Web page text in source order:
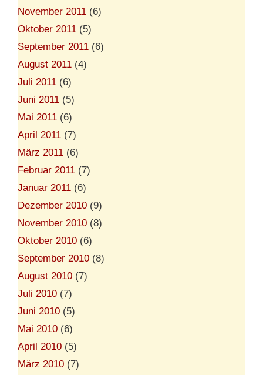
November 2011 (6)
Oktober 2011 (5)
September 2011 (6)
August 2011 (4)
Juli 2011 (6)
Juni 2011 (5)
Mai 2011 (6)
April 2011 (7)
März 2011 (6)
Februar 2011 (7)
Januar 2011 (6)
Dezember 2010 (9)
November 2010 (8)
Oktober 2010 (6)
September 2010 (8)
August 2010 (7)
Juli 2010 (7)
Juni 2010 (5)
Mai 2010 (6)
April 2010 (5)
März 2010 (7)